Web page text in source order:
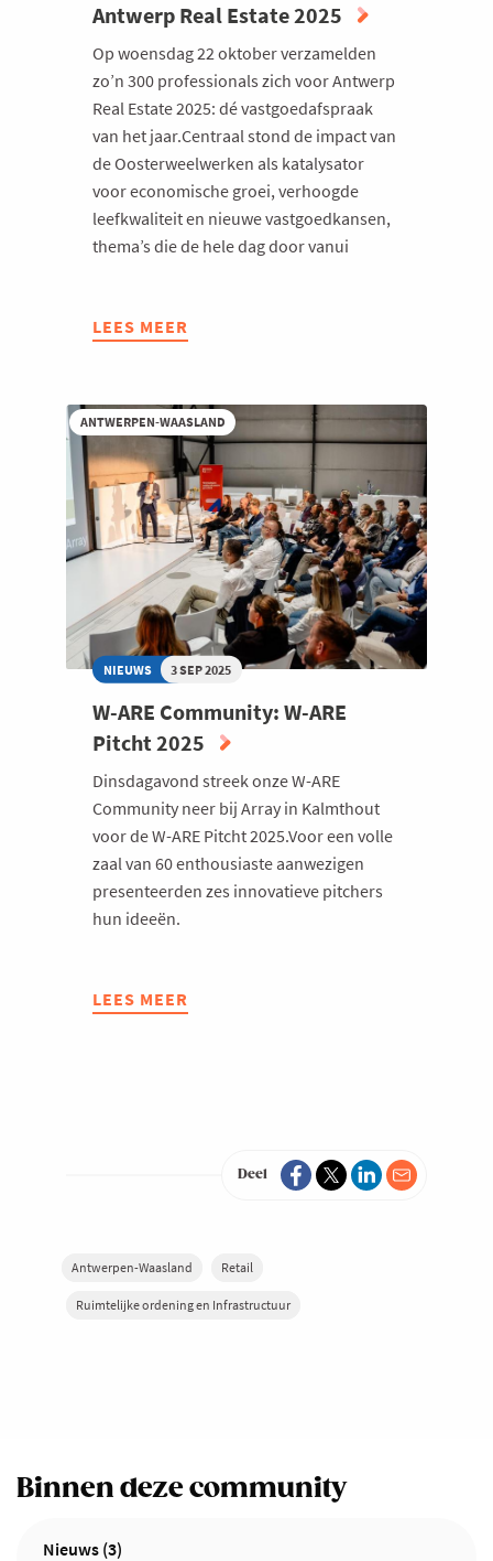
Antwerp Real Estate 2025
Op woensdag 22 oktober verzamelden
zo’n 300 professionals zich voor Antwerp
Real Estate 2025: dé vastgoedafspraak
van het jaar.Centraal stond de impact van
de Oosterweelwerken als katalysator
voor economische groei, verhoogde
leefkwaliteit en nieuwe vastgoedkansen,
thema’s die de hele dag door vanui
LEES MEER
ABOUT
ESTATE
2025
ANTWERPEN-WAASLAND
NIEUWS 3 SEP 2025
W-ARE Community: W-ARE
Pitcht 2025
Dinsdagavond streek onze W-ARE
Community neer bij Array in Kalmthout
voor de W-ARE Pitcht 2025.Voor een volle
zaal van 60 enthousiaste aanwezigen
presenteerden zes innovatieve pitchers
hun ideeën.
LEES MEER
ABOUT
Deel
Antwerpen-Waasland Retail
Ruimtelijke ordening en Infrastructuur
Binnen deze community
Nieuws (3)